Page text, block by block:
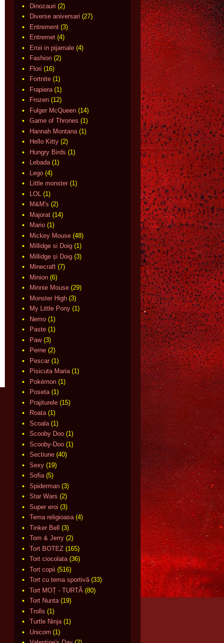
Dinozauri (2)
Diverse aniversari (27)
Entrement (3)
Entremet (4)
Eroii in pijamale (4)
Fashion (2)
Flori (16)
Fortnite (1)
Frapiera (1)
Frozen (12)
Fulger McQueen (14)
Game of Thrones (1)
Hannah Montana (1)
Hello Kitty (2)
Hungry Birds (1)
Lebada (1)
Lego (4)
Little monster (1)
LOL
(1)
M&M's (2)
Majorat (14)
Mario (1)
Mickey Mouse (48)
Millidge si Doig (1)
Millidge și Doig (3)
Minecraft (7)
Minion (6)
Minnie Mouse (29)
Monster High (3)
My Little Pony (1)
Nemo (1)
Paste (1)
Paw (3)
Perne (2)
Pescar (1)
Pisicuta Maria (1)
Pokémon (1)
Poseta (1)
Prajiturele (15)
Roata (1)
Scoala (1)
Scooby Doo (1)
Scooby-Doo (1)
Sectiune (40)
Sexy (19)
Sofia (5)
Spiderman (3)
Star Wars (2)
Super eroi (3)
Tema religioasa (4)
Tinker Bell
(3)
Tom & Jerry (2)
Tort BOTEZ (165)
Tort ciocolata (36)
Tort copii (516)
Tort cu tema sportivă (33)
Tort MOȚ - TURTĂ (80)
Tort Nunta (19)
Trolls (1)
Turtle Ninja (1)
Unicorn (1)